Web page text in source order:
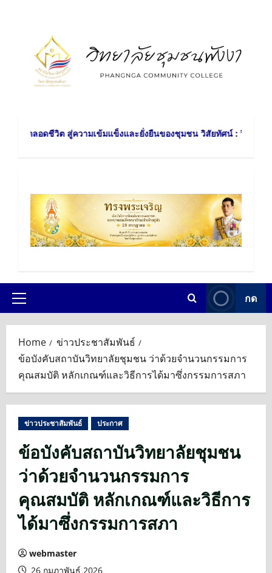
ต สู่ความเข้มแข็งและยั่งยืนของชุมชน วิสัยทัศน์ : วิทยาลัยชุมชนพังง
Primary
กด
Home
ข่าวประชาสัมพันธ์
ข้อบังคับสถาบันวิทยาลัยชุมชน ว่าด้วยจำนวนกรรมการ
คุณสมบัติ หลักเกณฑ์และวิธีการได้มาซึ่งกรรมการสภา
ข่าวประชาสัมพันธ์ ประกาศ
ข้อบังคับสถาบันวิทยาลัยชุมชน
ว่าด้วยจำนวนกรรมการ
คุณสมบัติ หลักเกณฑ์และวิธีการ
ได้มาซึ่งกรรมการสภา
webmaster
26 กุมภาพันธ์ 2026